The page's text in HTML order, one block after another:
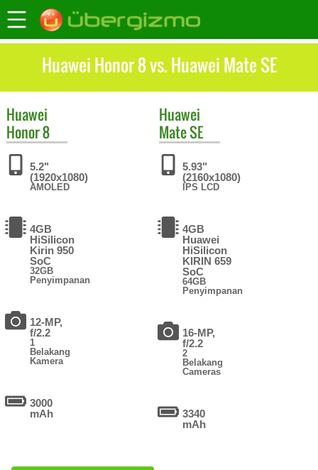
Huawei Honor 8 vs. Huawei Mate SE
Huawei
Honor 8
5.2"
(1920x1080)
AMOLED
4GB
HiSilicon
Kirin 950
SoC
32GB
Penyimpanan
12-MP,
f/2.2
1
Belakang
Kamera
3000
mAh
Huawei
Mate SE
5.93"
(2160x1080)
IPS LCD
4GB
Huawei
HiSilicon
KIRIN 659
SoC
64GB
Penyimpanan
16-MP,
f/2.2
2
Belakang
Cameras
3340
mAh